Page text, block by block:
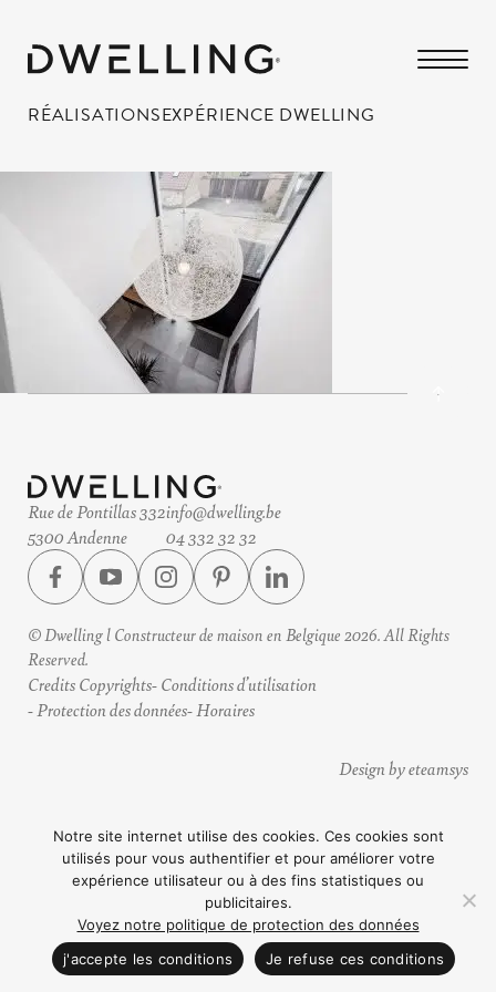
RÉALISATIONSEXPÉRIENCE DWELLING
CONTACTEZ NOUS
Rue de Pontillas 332
5300 Andenne
info@dwelling.be
04 332 32 32
© Dwelling l Constructeur de maison en Belgique 2026. All Rights
Reserved.
Credits Copyrights Conditions d’utilisation
Protection des données Horaires
Design by eteamsys
Notre site internet utilise des cookies. Ces cookies sont
utilisés pour vous authentifier et pour améliorer votre
expérience utilisateur ou à des fins statistiques ou
publicitaires.
Voyez notre politique de protection des données
j'accepte les conditions
Je refuse ces conditions